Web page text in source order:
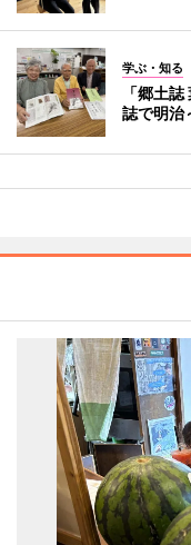
学ぶ・知る
「郷土
誌で明治